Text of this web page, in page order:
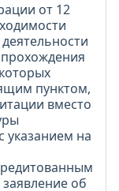
от 12
пунктом,
вместо
указанием на
об